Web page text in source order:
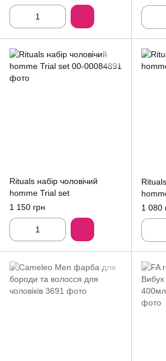
Rituals набір чоловічий
homme Trial set
1 150 грн
1 080